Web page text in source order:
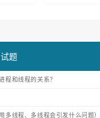
题
程和线程的关系？
多线程、多线程会引发什么问题）